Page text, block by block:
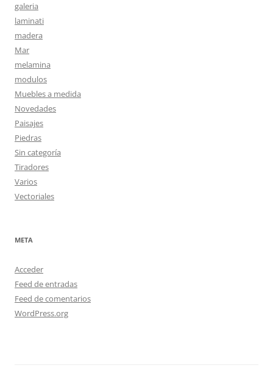
galeria
laminati
madera
Mar
melamina
modulos
Muebles a medida
Novedades
Paisajes
Piedras
Sin categoría
Tiradores
Varios
Vectoriales
META
Acceder
Feed de entradas
Feed de comentarios
WordPress.org